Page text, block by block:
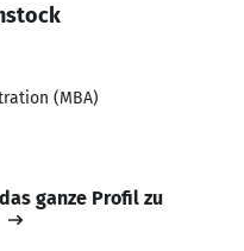
(MBA)
ganze Profil zu